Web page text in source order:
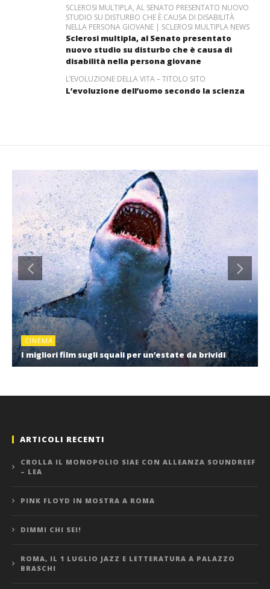
SCLEROSI MULTIPLA, AL SENATO PRESENTATO NUOVO
STUDIO SU DISTURBO CHE È CAUSA DI DISABILITÀ
NELLA PERSONA GIOVANE | SCLEROSI MULTIPLA NEWS
Sclerosi multipla, al Senato presentato
nuovo studio su disturbo che è causa di
disabilità nella persona giovane
L’EVOLUZIONE DELLA VITA – TITOLO SITO
L’evoluzione dell’uomo secondo la scienza
CINEMA
I migliori film sugli squali per un’estate da brividi
ARTICOLI RECENTI
CROLLA IL MONOPOLIO SIAE CON ALLEANZA SOUNDREEF
– LEA
PINK FLOYD IN MOSTRA A ROMA
DIMMI CHI SEI!
ROMA, IL 1 LUGLIO JAZZ E LETTERATURA A PALAZZO
BRASCHI